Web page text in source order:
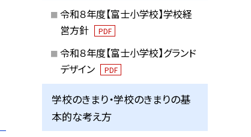
令和８年度【富士小学校】学校経
営方針
PDF
令和８年度【富士小学校】グランド
デザイン
PDF
学校のきまり・学校のきまりの基
本的な考え方